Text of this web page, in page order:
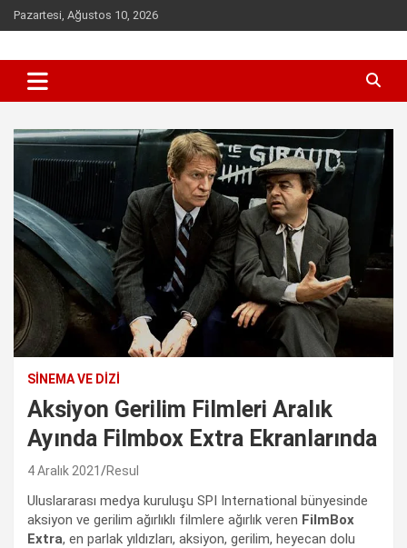
Skip
to
Pazartesi, Ağustos 10, 2026
incelet.com
SINEMA VE DIZI
Aksiyon Gerilim Filmleri Aralık
Ayında Filmbox Extra Ekranlarında
4 Aralık 2021 Resul
Uluslararası medya kuruluşu SPI International bünyesinde
aksiyon ve gerilim ağırlıklı filmlere ağırlık veren FilmBox
Extra, en parlak yıldızları, aksiyon, gerilim, heyecan dolu